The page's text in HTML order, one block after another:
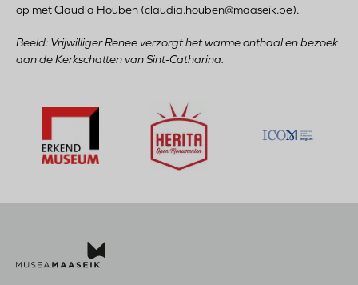
op met Claudia Houben (claudia.houben@maaseik.be).
Beeld: Vrijwilliger Renee verzorgt het warme onthaal en bezoek
aan de Kerkschatten van Sint-Catharina.
Erkend
Museum
website
Monumenten
Bezoek